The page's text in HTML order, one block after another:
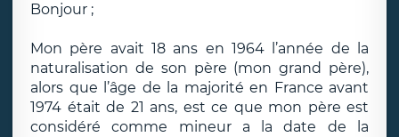
Bonjour ;
Mon père avait 18 ans en 1964 l’année de la
naturalisation de son père (mon grand père),
alors que l’âge de la majorité en France avant
1974 était de 21 ans, est ce que mon père est
considéré comme mineur a la date de la